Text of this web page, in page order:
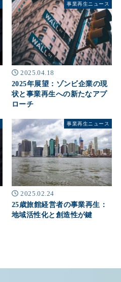
事業再生ニュース
2025.04.18
2025年展望：ゾンビ企業の現
状と事業再生への新たなアプ
ローチ
事業再生ニュース
2025.02.24
25歳旅館経営者の事業再生：
地域活性化と創造性が鍵